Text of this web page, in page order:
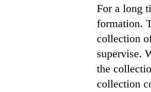
For a long
formation.
collection
supervise.
the
collection